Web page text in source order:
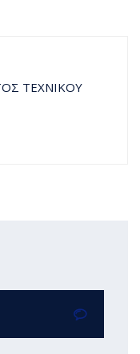
ΤΕΧΝΙΚΟΥ